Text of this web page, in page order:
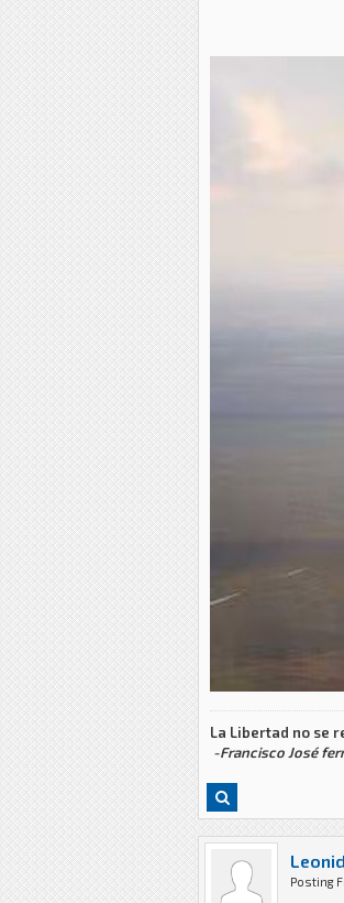
La Libertad no se
-Francisco José
Posting